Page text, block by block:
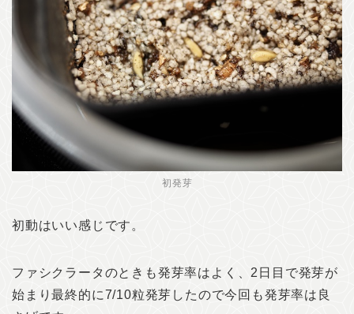
初発芽
初動はいい感じです。
ファシクラータのときも発芽率はよく、2日目で発芽が
始まり最終的に7/10粒発芽したので今回も発芽率は良